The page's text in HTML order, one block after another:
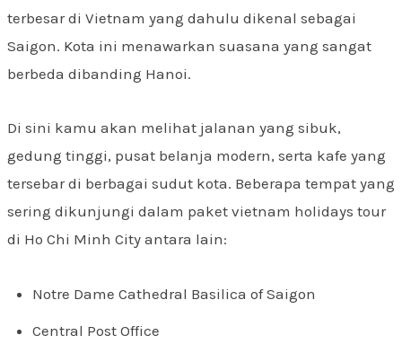
terbesar di Vietnam yang dahulu dikenal sebagai
Saigon. Kota ini menawarkan suasana yang sangat
berbeda dibanding Hanoi.
Di sini kamu akan melihat jalanan yang sibuk,
gedung tinggi, pusat belanja modern, serta kafe yang
tersebar di berbagai sudut kota. Beberapa tempat yang
sering dikunjungi dalam paket vietnam holidays tour
di Ho Chi Minh City antara lain:
Notre Dame Cathedral Basilica of Saigon
Central Post Office